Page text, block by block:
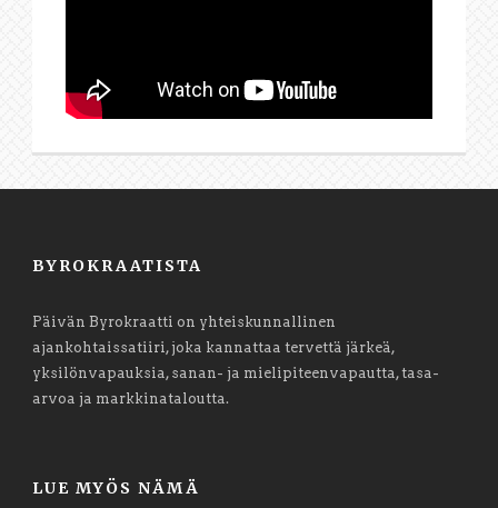
BYROKRAATISTA
Päivän Byrokraatti on yhteiskunnallinen
ajankohtaissatiiri, joka kannattaa tervettä järkeä,
yksilönvapauksia, sanan- ja mielipiteenvapautta, tasa-
arvoa ja markkinataloutta.
LUE MYÖS NÄMÄ